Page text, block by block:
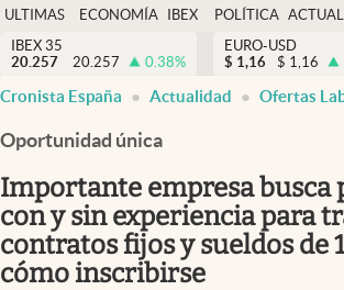
Actualidad
Criptomonedas
España
ULTIMAS
NOTICIAS
ECONOMÍA
FINANZAS
IBEX
EURO
POLÍTICA
IBEX 35
20.257
20.257 0.38%
EURO-USD
$ 1,16 $ 1,16
Cronista España Actualidad Ofertas
Oportunidad única
Importante empresa busca
con y sin experiencia para
contratos fijos y sueldos de
cómo inscribirse